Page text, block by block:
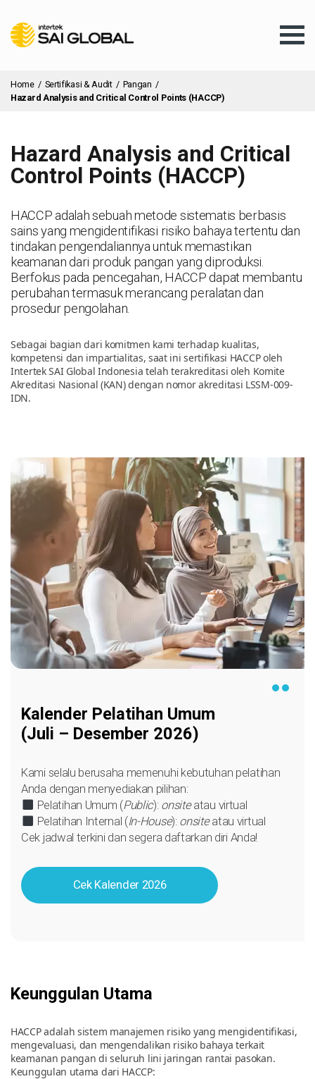
Pelatihan
Layanan Klien
Informasi & Berita
Tentang Kami
Home / Sertifikasi & Audit / Pangan /
Hazard Analysis and Critical Control Points (HACCP)
Hazard Analysis and Critical
Control Points (HACCP)
HACCP adalah sebuah metode sistematis berbasis
sains yang mengidentifikasi risiko bahaya tertentu dan
tindakan pengendaliannya untuk memastikan
keamanan dari produk pangan yang diproduksi.
Berfokus pada pencegahan, HACCP dapat membantu
perubahan termasuk merancang peralatan dan
prosedur pengolahan.
Sebagai bagian dari komitmen kami terhadap kualitas,
kompetensi dan impartialitas, saat ini sertifikasi HACCP oleh
Intertek SAI Global Indonesia telah terakreditasi oleh Komite
Akreditasi Nasional (KAN) dengan nomor akreditasi LSSM-009-
IDN.
Kalender Pelatihan Umum
(Juli – Desember 2026)
Kami selalu berusaha memenuhi kebutuhan pelatihan
Anda dengan menyediakan pilihan:
Pelatihan Umum (Public): onsiteatau virtual
Pelatihan Internal (In-House): onsiteatau virtual
Cek jadwal terkini dan segera daftarkan diri Anda!
Cek Kalender 2026
Keunggulan Utama
HACCP adalah sistem manajemen risiko yang mengidentifikasi,
mengevaluasi, dan mengendalikan risiko bahaya terkait
keamanan pangan di seluruh lini jaringan rantai pasokan.
Keunggulan utama dari HACCP: